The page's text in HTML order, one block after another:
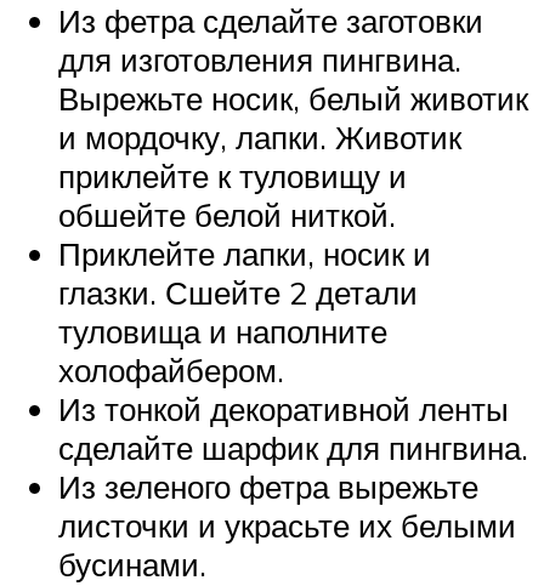
Из фетра сделайте заготовки
для изготовления пингвина.
Вырежьте носик, белый животик
и мордочку, лапки. Животик
приклейте к туловищу и
обшейте белой ниткой.
Приклейте лапки, носик и
глазки. Сшейте 2 детали
туловища и наполните
холофайбером.
Из тонкой декоративной ленты
сделайте шарфик для пингвина.
Из зеленого фетра вырежьте
листочки и украсьте их белыми
бусинами.